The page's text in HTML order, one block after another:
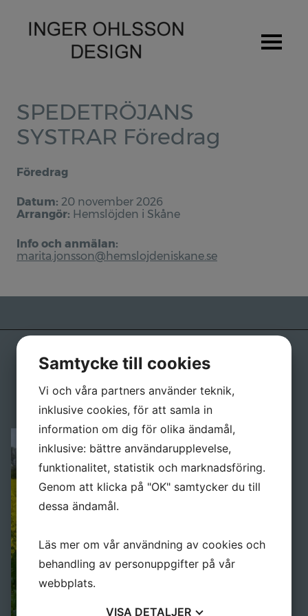
Hem
Om Inger Ohlsson
Produkter
Spedetröja
Pulsvärmare
Försäljning
Provlapps kit för Spedetröjan
Muddar
Muddar materialpaket
Kaffefilter, Lin
Spedetröjan - en studie av Charlotte Weibulls
Spedetröjan - stickade reliefer
SPEDETRÖJANS
SYSTRAR Föredrag
Föredrag
Datum: 20 november 2026
Arrangör: Hemslöjden i Skåne
Info och anmälan:
marita.jonsson@hemslojdeniskane.se
ingerohlsson1952@gmail.com
0730-51 95 92
Samtycke till cookies
Vi och våra partners använder teknik,
inklusive cookies, för att samla in
information om dig för olika ändamål,
inklusive: bättre användarupplevelse,
funktionalitet, statistik och marknadsföring.
Genom att klicka på "OK" samtycker du till
dessa ändamål.
Läs mer om vår användning av cookies och
behandling av personuppgifter på vår
webbplats.
VISA DETALJER